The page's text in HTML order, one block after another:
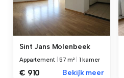
Sint Jans Molenbeek
Appartement |57 m² 1 kamer
€ 910 Bekijk meer